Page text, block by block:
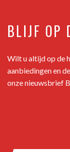
BLIJF OP
Wilt u altijd op de
aanbiedingen en
onze nieuwsbrief